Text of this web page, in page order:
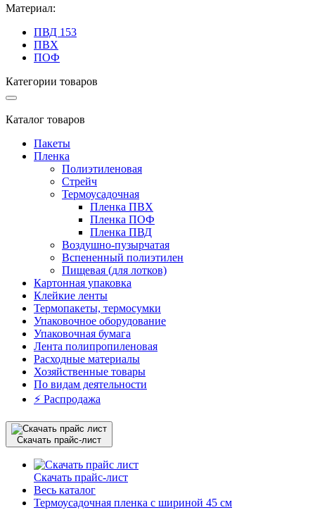
Материал:
ПВД 153
ПВХ
ПОФ
Категории товаров
Каталог товаров
Пакеты
Пленка
Полиэтиленовая
Стрейч
Термоусадочная
Пленка ПВХ
Пленка ПОФ
Пленка ПВД
Воздушно-пузырчатая
Вспененный полиэтилен
Пищевая (для лотков)
Картонная упаковка
Клейкие ленты
Термопакеты, термосумки
Упаковочное оборудование
Упаковочная бумага
Лента полипропиленовая
Расходные материалы
Хозяйственные товары
По видам деятельности
⚡️ Распродажа
Скачать прайс-лист
Скачать прайс-лист
Весь каталог
Термоусадочная пленка с шириной 45 см